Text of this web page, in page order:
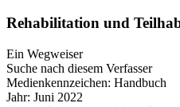
Rehabilitation und
Ein Wegweiser
Suche nach diesem Verfasser
Medienkennzeichen: Handbuch
Jahr: Juni 2022